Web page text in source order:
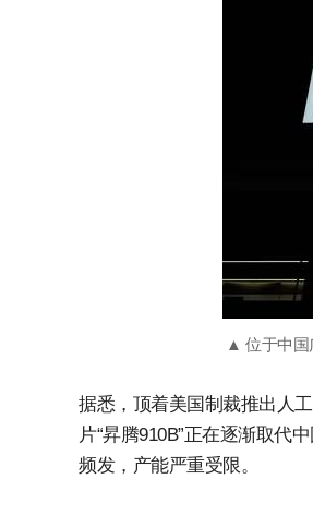
▲ 位于中国
据悉，顶着美国制裁推出人
片“昇腾910B”正在逐渐取代
频发，产能严重受限。